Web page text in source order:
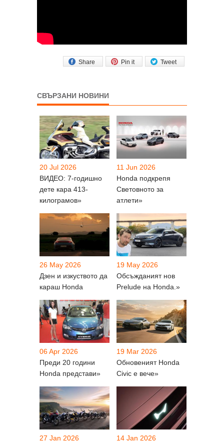
Tweet
Pin it
Share
СВЪРЗАНИ НОВИНИ
20 Jul 2026
ВИДЕО: 7-годишно
дете кара 413-
килограмов»
11 Jun 2026
Honda подкрепя
Световното за
атлети»
26 May 2026
Дзен и изкуството да
караш Honda
19 May 2026
Обсъжданият нов
Prelude на Honda.»
06 Apr 2026
Преди 20 години
Honda представи»
19 Mar 2026
Обновеният Honda
Civic е вече»
27 Jan 2026
14 Jan 2026